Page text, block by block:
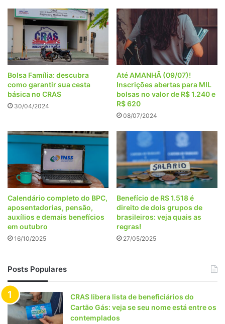
Bolsa Família: descubra
como garantir sua cesta
básica no CRAS
30/04/2024
Até AMANHÃ (09/07)!
Inscrições abertas para MIL
bolsas no valor de R$ 1.240 e
R$ 620
08/07/2024
Calendário completo do BPC,
aposentadorias, pensão,
auxílios e demais benefícios
em outubro
16/10/2025
Benefício de R$ 1.518 é
direito de dois grupos de
brasileiros: veja quais as
regras!
27/05/2025
Posts Populares
CRAS libera lista de beneficiários do
Cartão Gás: veja se seu nome está entre os
contemplados